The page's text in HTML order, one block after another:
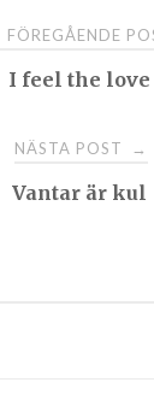
FÖREGÅENDE
I feel the love
NÄSTA POST →
Vantar är kul